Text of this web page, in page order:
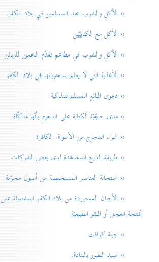
» الأكل والشرب عند المسلمين في بلاد الكفر
» الأكل مع الكتابيّين
» الأكل والشرب في مطاعم تقدّم الخمور للزبائن
» الأغذية التي لا يعلم بمحتوياتها في بلاد الكفر
» دعوی البائع المسلم للتذكية
» مدی حجّيّة الكتابة على اللحوم بأنّها مذكّاة
» شراء الدجاج من الأسواق الكافرة
» طريقة الذبح المشاهَدَة لدی بعض الشركات
» استحالة العناصر المستخلصة من اُصول محرّمة
» الأجبان المستوردة من بلاد الكفر المشتملة على
أنفحة العجل أو البقر الطبيعيّة
» جبنة كرافت
» صيد الطيور بالبنادق